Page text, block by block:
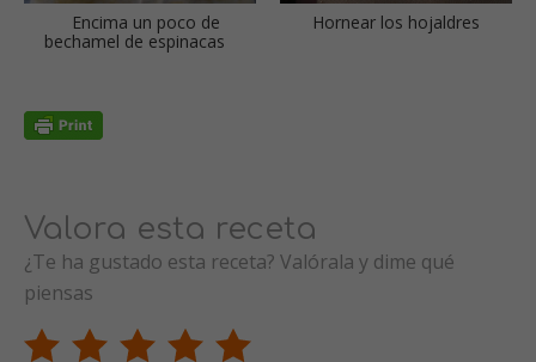
Encima un poco de
bechamel de espinacas
Hornear los hojaldres
Valora esta receta
¿Te ha gustado esta receta? Valórala y dime qué
piensas